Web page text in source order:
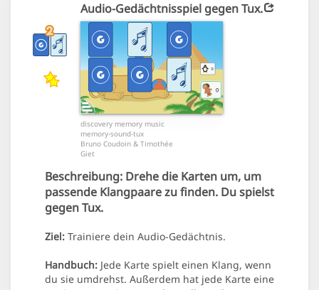
Audio-Gedächtnisspiel gegen Tux.
discovery memory music
memory-sound-tux
Bruno Coudoin & Timothée
Giet
Beschreibung: Drehe die Karten um, um
passende Klangpaare zu finden. Du spielst
gegen Tux.
Ziel: Trainiere dein Audio-Gedächtnis.
Handbuch: Jede Karte spielt einen Klang, wenn
du sie umdrehst. Außerdem hat jede Karte eine